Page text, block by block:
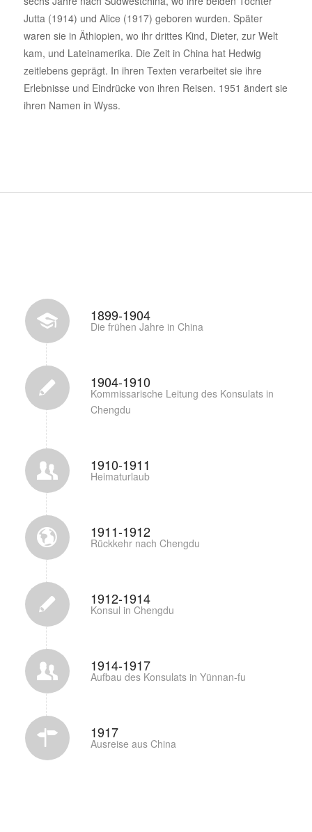
Jutta (1914) und Alice (1917) geboren wurden. Später
waren sie in Äthiopien, wo ihr drittes Kind, Dieter, zur Welt
kam, und Lateinamerika. Die Zeit in China hat Hedwig
zeitlebens geprägt. In ihren Texten verarbeitet sie ihre
Erlebnisse und Eindrücke von ihren Reisen. 1951 ändert sie
ihren Namen in Wyss.
1899-1904
Die frühen Jahre in China
1904-1910
Kommissarische Leitung des Konsulats in
Chengdu
1910-1911
Heimaturlaub
1911-1912
Rückkehr nach Chengdu
1912-1914
Konsul in Chengdu
1914-1917
Aufbau des Konsulats in Yünnan-fu
1917
Ausreise aus China